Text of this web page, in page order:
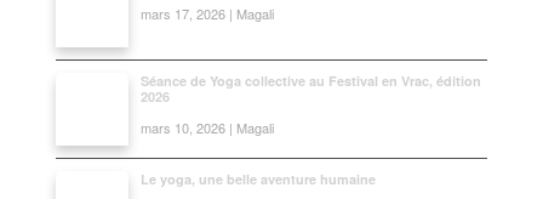
mars 17, 2026 | Magali
Séance de Yoga collective au Festival en Vrac, édition
2026
mars 10, 2026 | Magali
Le yoga, une belle aventure humaine